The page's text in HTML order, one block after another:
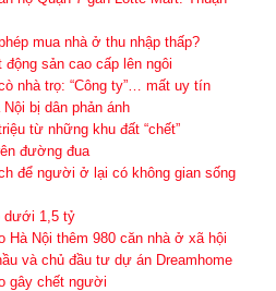
mua nhà ở thu nhập thấp?
sản cao cấp lên ngôi
nhà trọ: “Công ty”… mất uy tín
bị dân phản ánh
từ những khu đất “chết”
đường đua
để người ở lại có không gian sống
dưới 1,5 tỷ
Hà Nội thêm 980 căn nhà ở xã hội
và chủ đầu tư dự án Dreamhome
gây chết người